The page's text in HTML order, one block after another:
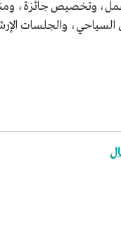
وتخصيص جائزة،
والجلسات